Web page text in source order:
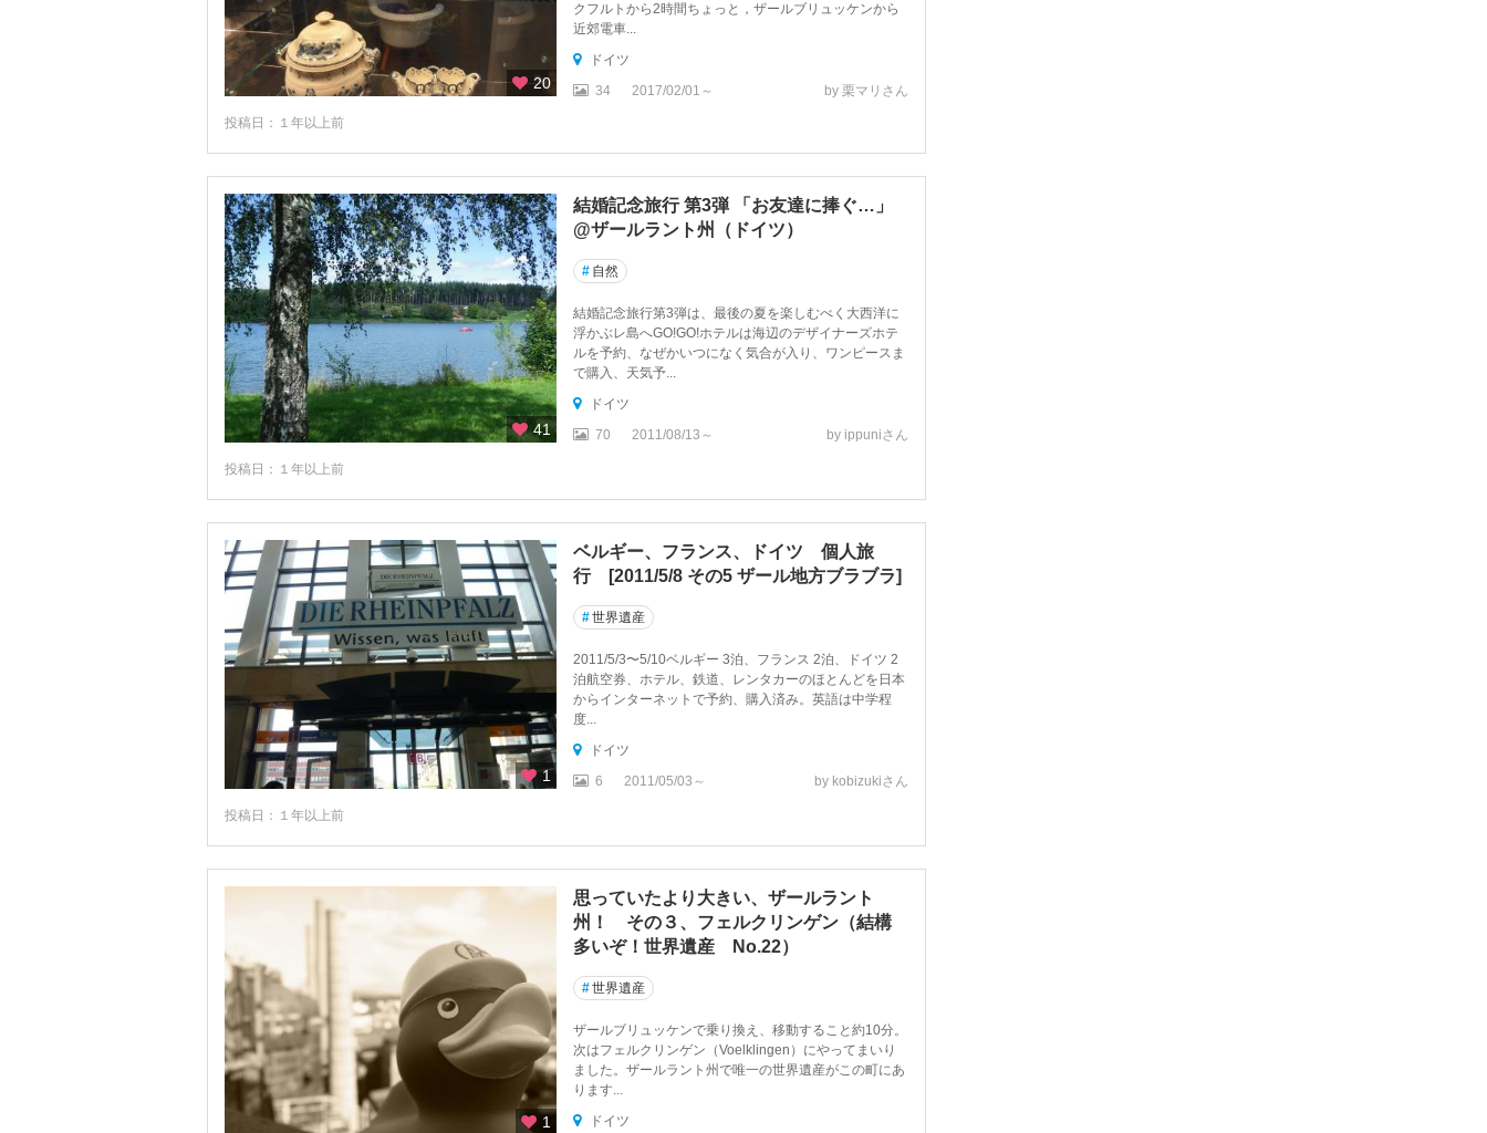
エーベルバッハ
オーバーアマガウ
オーバーシュタウフェン
オーベルストドルフ
カルフ
カールスルーエ
ガルミッシュ・パルテンキルヘン
キール
ギーンゲン
クルムバッハ
クレクリンゲン
クヴェトリンブルク
ゲッティンゲン
ゲルリッツ
コッヘム
コブレンツ
コンスタンツ
ゴスラー
ザイフェン
ザクセン・アンハルト州
ザクセン州
ザールブリュッケン
シュトラールズント
シュバンガウ
シュパイヤー
シュレスヴィッヒ・ホルシュタイン州
シュヴァルツヴァルト
20
投稿日：１年以上前
クフルトから2時間ちょっと，ザールブリュッケンから
近郊電車...
ドイツ
34
2017/02/01～ by 栗マリさん
41
投稿日：１年以上前
結婚記念旅行 第3弾 「お友達に捧ぐ…」
@ザールラント州（ドイツ）
# 自然
結婚記念旅行第3弾は、最後の夏を楽しむべく大西洋に
浮かぶレ島へGO!GO!ホテルは海辺のデザイナーズホテ
ルを予約、なぜかいつになく気合が入り、ワンピースま
で購入、天気予...
ドイツ
70
2011/08/13～ by ippuniさん
1
投稿日：１年以上前
ベルギー、フランス、ドイツ 個人旅
行 [2011/5/8 その5 ザール地方ブラブラ]
#世界遺産
2011/5/3〜5/10ベルギー 3泊、フランス 2泊、ドイツ 2
泊航空券、ホテル、鉄道、レンタカーのほとんどを日本
からインターネットで予約、購入済み。英語は中学程
度...
ドイツ
6
2011/05/03～ by kobizukiさん
1
思っていたより大きい、ザールラント
州！ その３、フェルクリンゲン（結構
多いぞ！世界遺産 No.22）
#世界遺産
ザールブリュッケンで乗り換え、移動すること約10分。
次はフェルクリンゲン（Voelklingen）にやってまいり
ました。ザールラント州で唯一の世界遺産がこの町にあ
ります...
ドイツ